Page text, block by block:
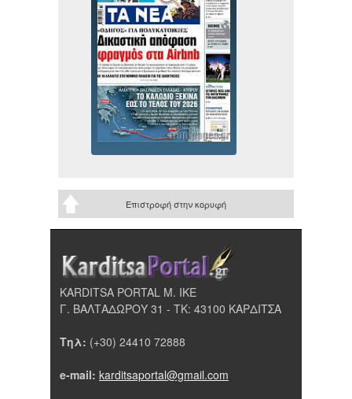
Επιστροφή στην κορυφή
KARDITSA PORTAL Μ. ΙΚΕ
Γ. ΒΑΛΤΑΔΩΡΟΥ 31 - ΤΚ: 43100 ΚΑΡΔΙΤΣΑ
Τηλ: (+30) 24410 72888
e-mail: karditsaportal@gmail.com